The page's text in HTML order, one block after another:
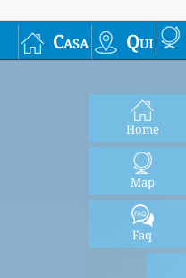
Casa Qui
Home
Map
Faq